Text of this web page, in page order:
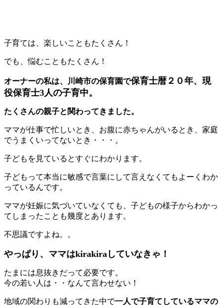
子育ては、楽しいこともたくさん！
でも、悩むこともたくさん！
オーナーの私は、川崎市の保育園で保育士暦２０年、現
役保育士3人の子育中。
たくさんの親子と関わってきました。
ママが仕事で忙しいとき、お腹に赤ちゃんがいるとき、家庭
でうまくいってないとき・・・。
子どもを見ているとすぐにわかります。
子どもって本当に敏感で言葉にして言えなくてもよーくわか
っているんです。
ママが妊娠に気づいていなくても、子どもの様子からわかっ
てしまったことも幾度とあります。
不思議ですよね。。
やっぱり、ママはkirakiraしていなきゃ！
たまには息抜きだって必要です。
今の若い人は・・なんて言わせない！
地域の関わりも減ってきた中で一人で子育てしているママの